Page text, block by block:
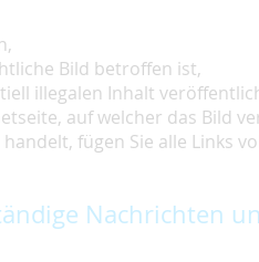
Bild betroffen ist,
illegalen Inhalt
auf welcher das Bild
fügen Sie alle Links
Nachrichten